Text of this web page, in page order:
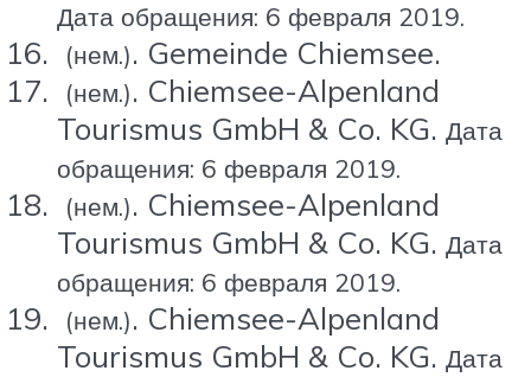
Дата обращения: 6 февраля 2019.
(нем.). Gemeinde Chiemsee.
(нем.). Chiemsee-Alpenland
Tourismus GmbH & Co. KG. Дата
обращения: 6 февраля 2019.
(нем.). Chiemsee-Alpenland
Tourismus GmbH & Co. KG. Дата
обращения: 6 февраля 2019.
(нем.). Chiemsee-Alpenland
Tourismus GmbH & Co. KG. Дата